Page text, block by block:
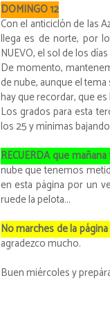
DOMINGO 12
Con el anticiclón de las
llega es de norte, por
NUEVO, el sol de los
De momento,
de nube, aunque el
hay que recordar, que
Los grados para esta
los 25 y mínimas
RECUERDA que
nube que tenemos
en esta página por un
ruede la pelota...
No marches de la
agradezco mucho.
Buen miércoles y